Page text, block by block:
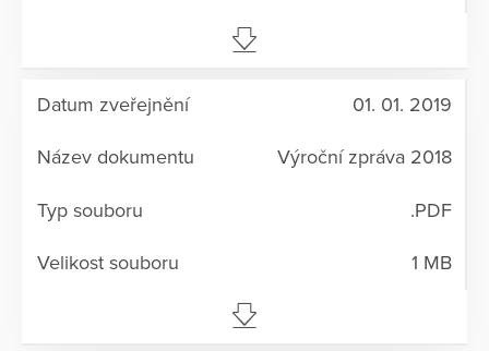
01. 01. 2019
Výroční zpráva 2018
.PDF
1 MB